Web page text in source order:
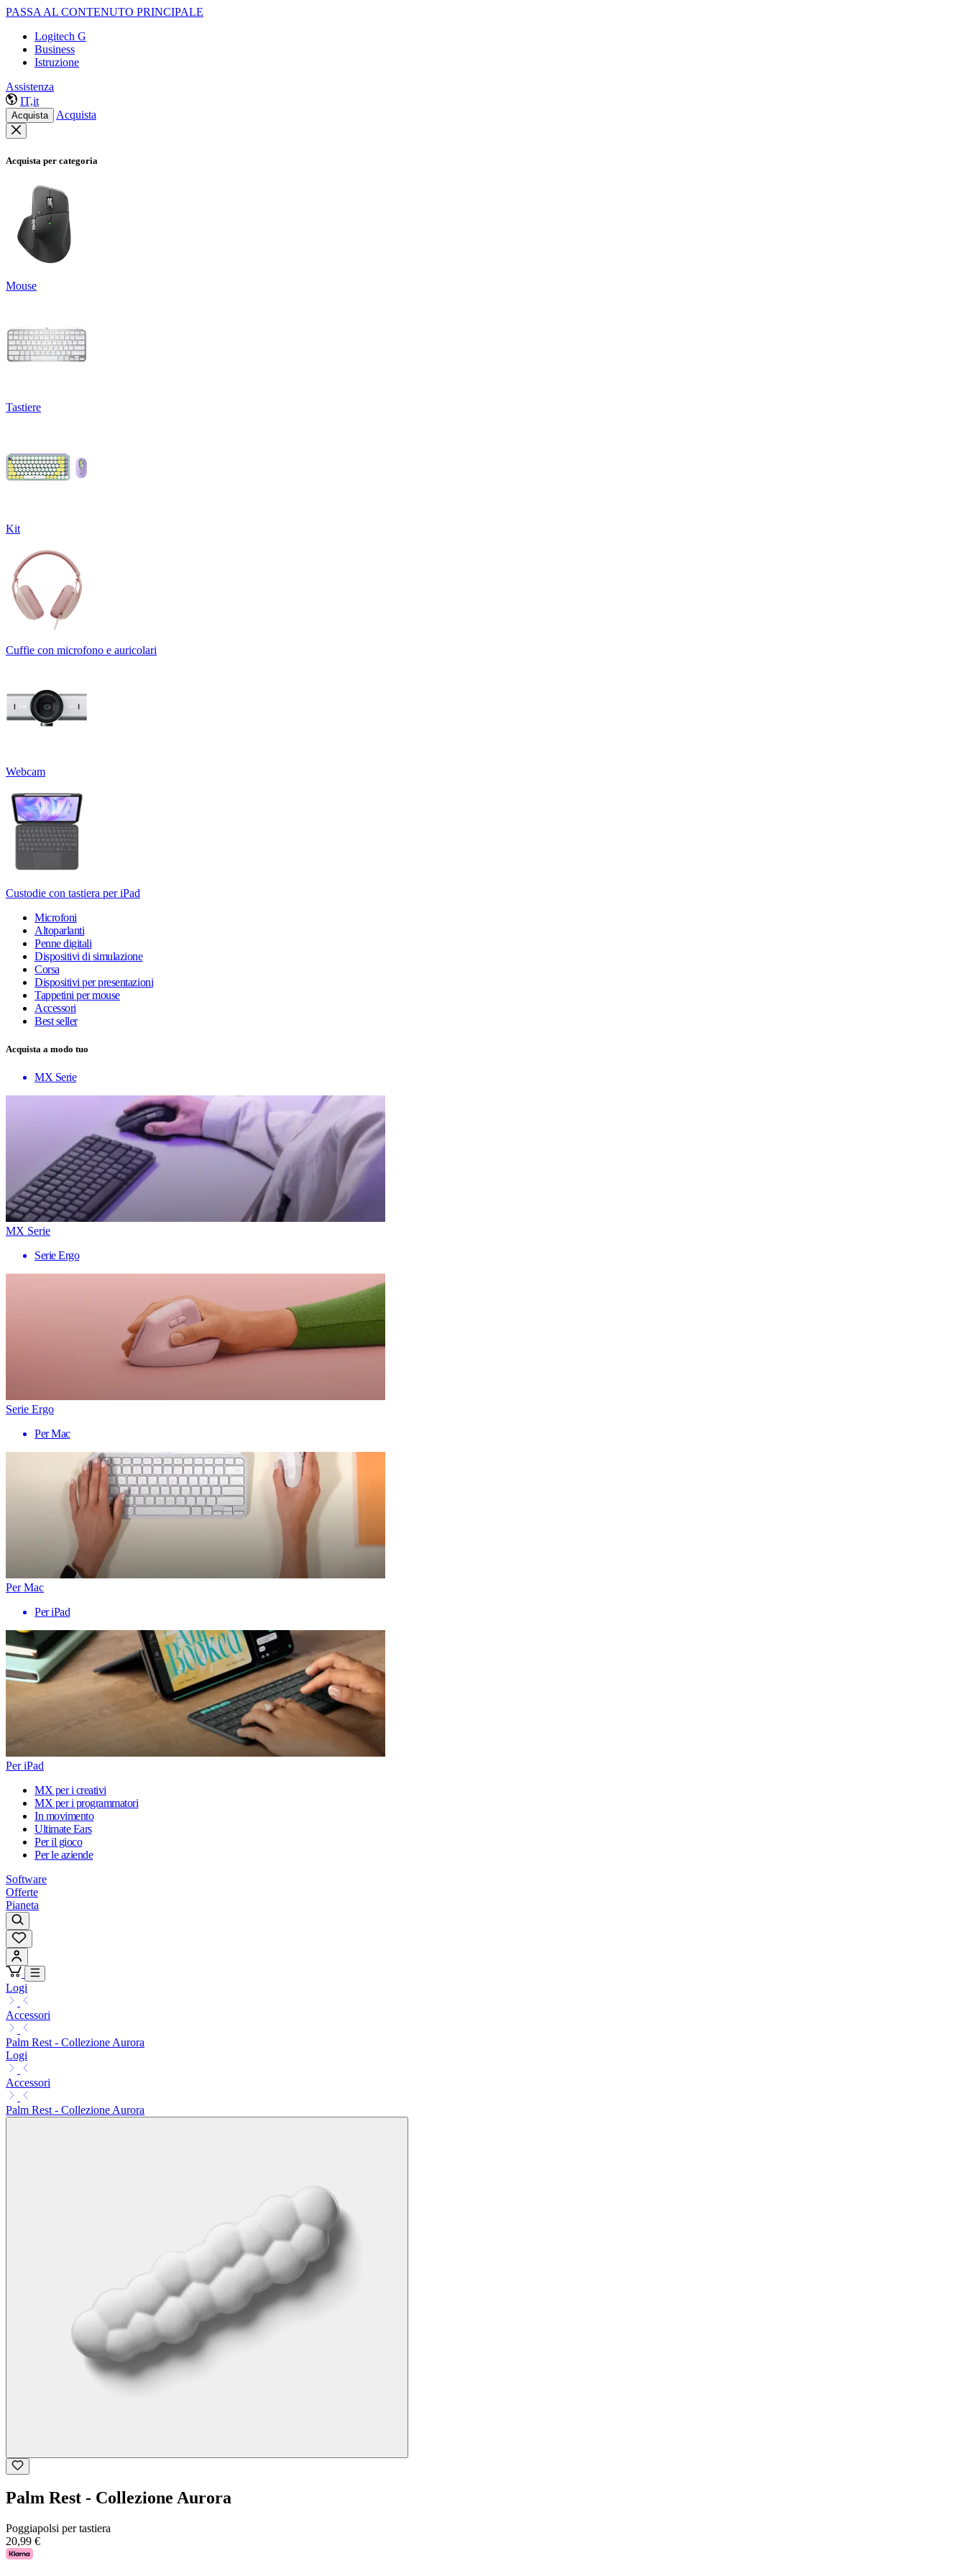
PASSA AL CONTENUTO PRINCIPALE
Logitech G
Business
Istruzione
Assistenza
IT,it
Acquista Acquista
Acquista per categoria
Mouse
Tastiere
Kit
Cuffie con microfono e auricolari
Webcam
Custodie con tastiera per iPad
Microfoni
Altoparlanti
Penne digitali
Dispositivi di simulazione
Corsa
Dispositivi per presentazioni
Tappetini per mouse
Accessori
Best seller
Acquista a modo tuo
MX Serie
MX Serie
Serie Ergo
Serie Ergo
Per Mac
Per Mac
Per iPad
Per iPad
MX per i creativi
MX per i programmatori
In movimento
Ultimate Ears
Per il gioco
Per le aziende
Software
Offerte
Pianeta
Logi
Accessori
Palm Rest - Collezione Aurora
Logi
Accessori
Palm Rest - Collezione Aurora
Palm Rest - Collezione Aurora
Poggiapolsi per tastiera
20,99 €